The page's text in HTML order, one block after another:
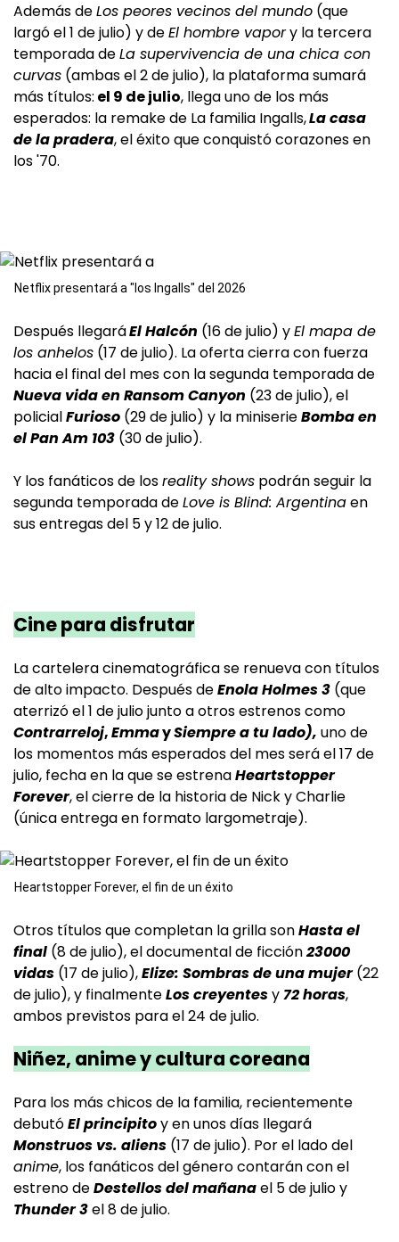
Además deLos peores vecinos del mundo (que
largó el 1 de julio) y deEl hombre vapory la tercera
temporada deLa supervivencia de una chica con
curvas (ambas el 2 de julio), la plataforma sumará
más títulos: el 9 de julio, llega uno de los más
esperados: la remake de La familia Ingalls,La casa
de la pradera, el éxito que conquistó corazones en
los '70.
Netflix presentará a "los Ingalls" del 2026
Después llegaráEl Halcón (16 de julio) yEl mapa de
los anhelos (17 de julio). La oferta cierra con fuerza
hacia el final del mes con la segunda temporada de
Nueva vida en Ransom Canyon (23 de julio), el
policialFurioso (29 de julio) y la miniserieBomba en
el Pan Am 103 (30 de julio).
Y los fanáticos de losreality shows podrán seguir la
segunda temporada deLove is Blind: Argentinaen
sus entregas del 5 y 12 de julio.
Cine para disfrutar
La cartelera cinematográfica se renueva con títulos
de alto impacto. Después deEnola Holmes 3 (que
aterrizó el 1 de julio junto a otros estrenos como
Contrarreloj,EmmaySiempre a tu lado), uno de
los momentos más esperados del mes será el 17 de
julio, fecha en la que se estrenaHeartstopper
Forever, el cierre de la historia de Nick y Charlie
(única entrega en formato largometraje).
Heartstopper Forever, el fin de un éxito
Otros títulos que completan la grilla sonHasta el
final (8 de julio), el documental de ficción23000
vidas (17 de julio),Elize: Sombras de una mujer(22
de julio), y finalmenteLos creyentesy72 horas,
ambos previstos para el 24 de julio.
Niñez, anime y cultura coreana
Para los más chicos de la familia, recientemente
debutóEl principitoy en unos días llegará
Monstruos vs. aliens (17 de julio). Por el lado del
anime, los fanáticos del género contarán con el
estreno deDestellos del mañanael 5 de julio y
Thunder 3el 8 de julio.